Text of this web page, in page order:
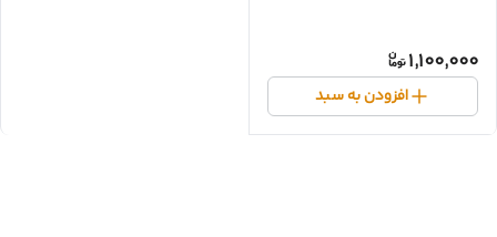
1,100,000
افزودن به سبد